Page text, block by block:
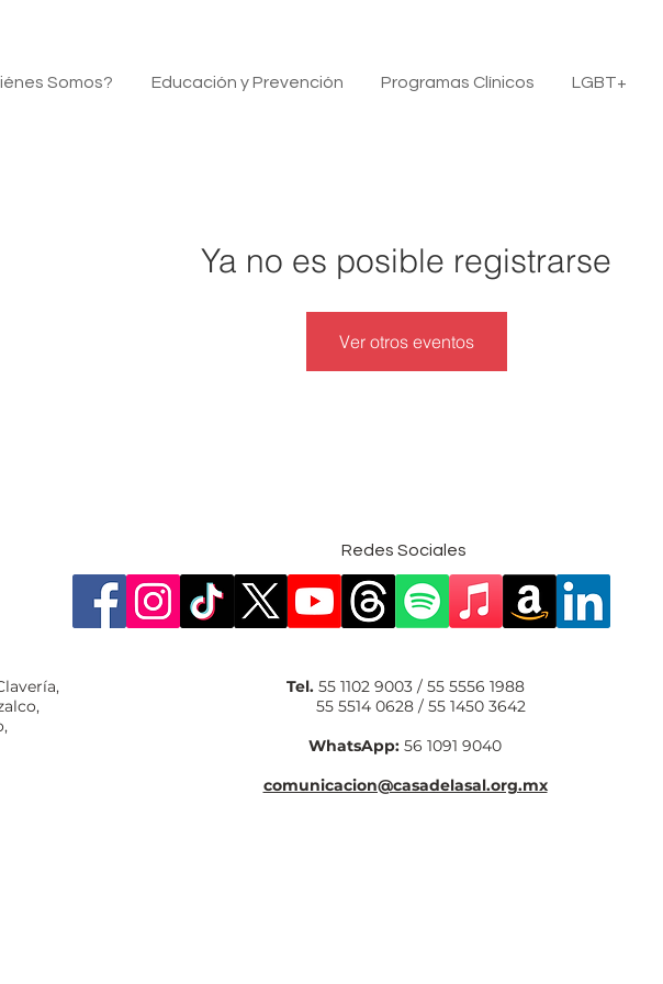
Somos? Educación y Prevención Programas Clínicos LGBT+
Ya no es posible registrarse
Ver otros eventos
Redes Sociales
Tel.55 1102 9003 / 55 5556 1988
55 5514 0628 / 55 1450 3642
WhatsApp: 56 1091 9040
comunicacion@casadelasal.org.mx